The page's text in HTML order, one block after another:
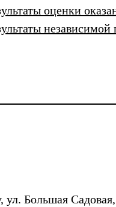
оценки
ул. Большая